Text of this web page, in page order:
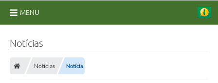
MENU
Notícias
Notícias Notícia